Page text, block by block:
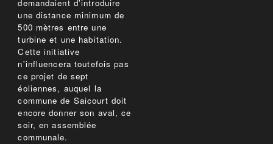
demandaient d'introduire
une distance minimum de
500 mètres entre une
turbine et une habitation.
Cette initiative
n'influencera toutefois pas
ce projet de sept
éoliennes, auquel la
commune de Saicourt doit
encore donner son aval, ce
soir, en assemblée
communale.